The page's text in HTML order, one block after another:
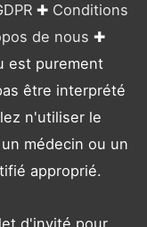
✚ Conditions
de nous ✚
est purement
être interprété
n'utiliser le
médecin ou un
approprié.
d'invité pour